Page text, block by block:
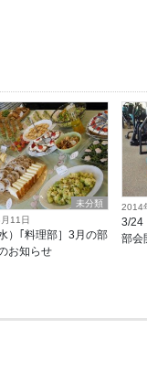
未分類
11日
）｢料理部］3月の部
お知らせ
2014
3/24
部会